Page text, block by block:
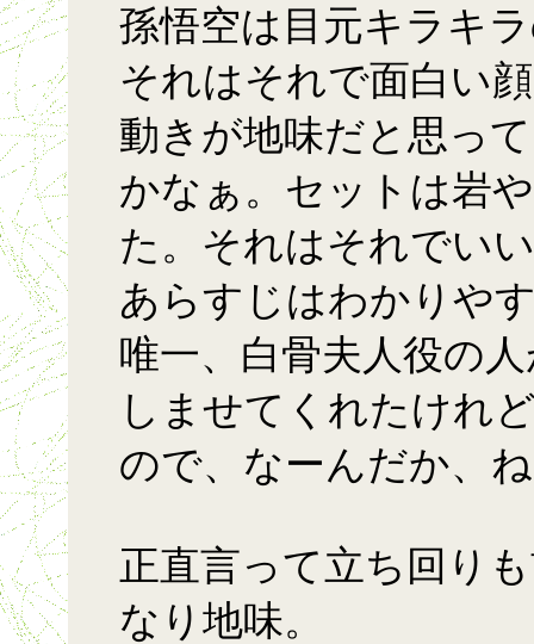
孫悟空は目元キラキ
それはそれで面白い
動きが地味だと思っ
かなぁ。セットは岩
た。それはそれでい
あらすじはわかりや
唯一、白骨夫人役の
しませてくれたけれ
ので、なーんだか、
正直言って立ち回り
なり地味。